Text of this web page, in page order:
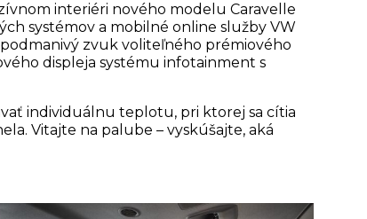
interiéri nového modelu Caravelle
systémov a mobilné online služby VW
podmanivý zvuk voliteľného prémiového
displeja systému infotainment s
individuálnu teplotu, pri ktorej sa cítia
Vitajte na palube – vyskúšajte, aká